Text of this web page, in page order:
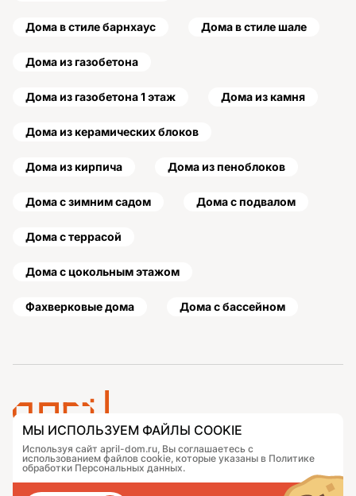
Дома в стиле барнхаус Дома в стиле шале
Дома из газобетона
Дома из газобетона 1 этаж Дома из камня
Дома из керамических блоков
Дома из кирпича Дома из пеноблоков
Дома с зимним садом Дома с подвалом
Дома с террасой
Дома с цокольным этажом
Фахверковые дома Дома с бассейном
Проекты
Подобрать дом
Портфолио
Контакты
Журнал
Как заказать
МЫ ИСПОЛЬЗУЕМ ФАЙЛЫ COOKIE
Используя сайт april-dom.ru, Вы соглашаетесь с
использованием файлов cookie, которые указаны в Политике
обработки Персональных данных.